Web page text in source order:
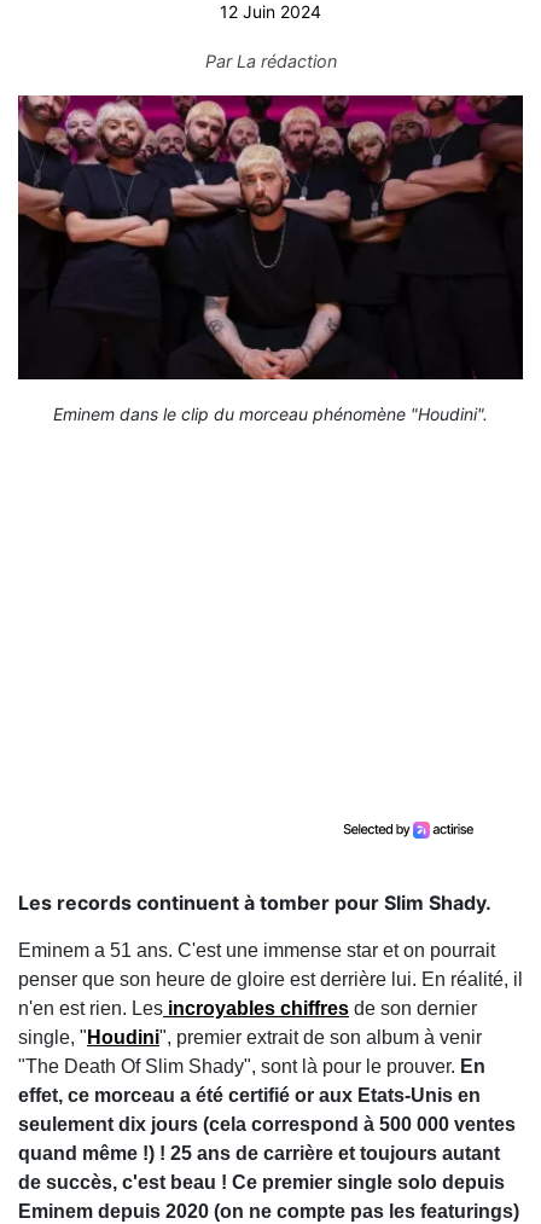
12 Juin 2024
ParLa rédaction
Eminem dans le clip du morceau phénomène "Houdini".
Les records continuent à tomber pour Slim Shady.
Eminem a 51 ans. C'est une immense star et on pourrait
penser que son heure de gloire est derrière lui. En réalité, il
n'en est rien. Les incroyables chiffres de son dernier
single, " Houdini", premier extrait de son album à venir
"The Death Of Slim Shady", sont là pour le prouver. En
effet, ce morceau a été certifié or aux Etats-Unis en
seulement dix jours (cela correspond à 500 000 ventes
quand même !) ! 25 ans de carrière et toujours autant
de succès, c'est beau ! Ce premier single solo depuis
Eminem depuis 2020 (on ne compte pas les featurings)